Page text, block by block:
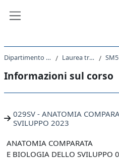
Dipartimento di Scienze della Vita Laurea triennale (DM270)
Informazioni sul corso
029SV - ANATOMIA
SVILUPPO 2023
ANATOMIA COMPARATA
E BIOLOGIA DELLO SVILUPPO